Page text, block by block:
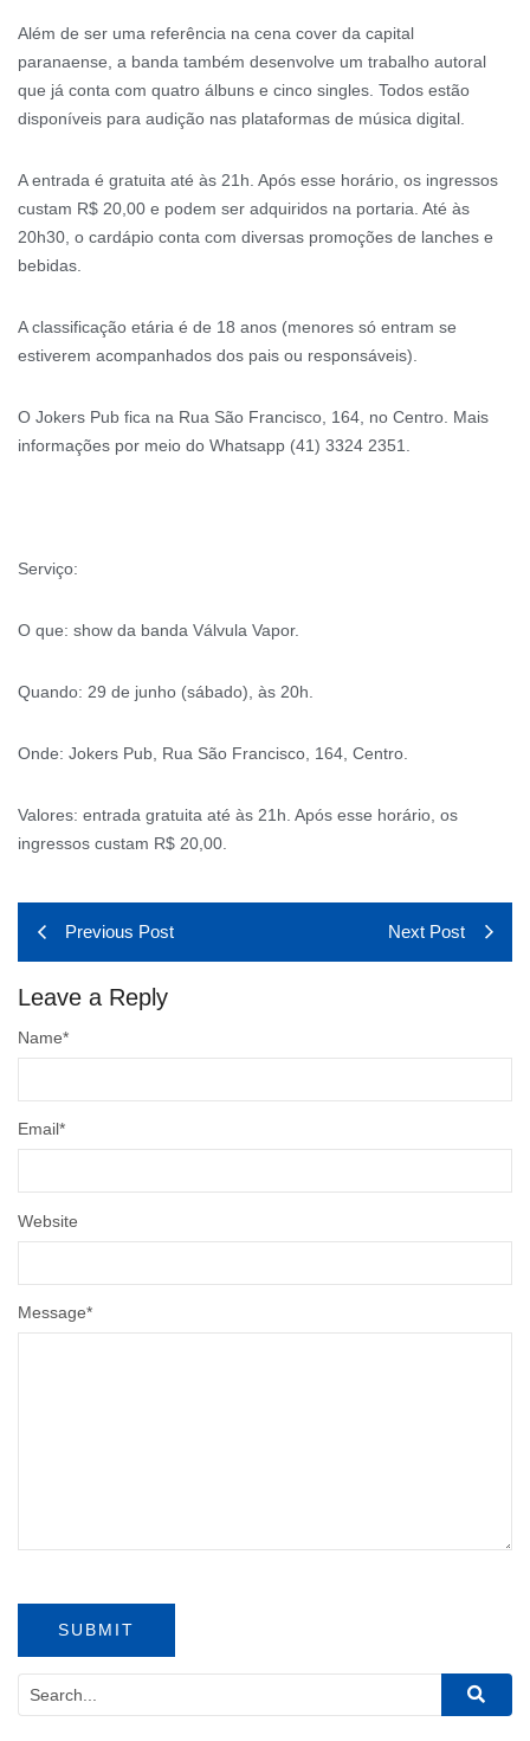
Além de ser uma referência na cena cover da capital
paranaense, a banda também desenvolve um trabalho autoral
que já conta com quatro álbuns e cinco singles. Todos estão
disponíveis para audição nas plataformas de música digital.
A entrada é gratuita até às 21h. Após esse horário, os ingressos
custam R$ 20,00 e podem ser adquiridos na portaria. Até às
20h30, o cardápio conta com diversas promoções de lanches e
bebidas.
A classificação etária é de 18 anos (menores só entram se
estiverem acompanhados dos pais ou responsáveis).
O Jokers Pub fica na Rua São Francisco, 164, no Centro. Mais
informações por meio do Whatsapp (41) 3324 2351.
Serviço:
O que: show da banda Válvula Vapor.
Quando: 29 de junho (sábado), às 20h.
Onde: Jokers Pub, Rua São Francisco, 164, Centro.
Valores: entrada gratuita até às 21h. Após esse horário, os
ingressos custam R$ 20,00.
Previous Post Next Post
Leave a Reply
Message*
Name*
Email*
Website